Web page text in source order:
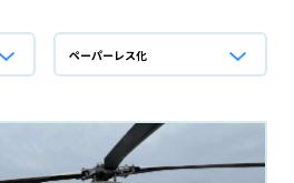
ペーパーレス化